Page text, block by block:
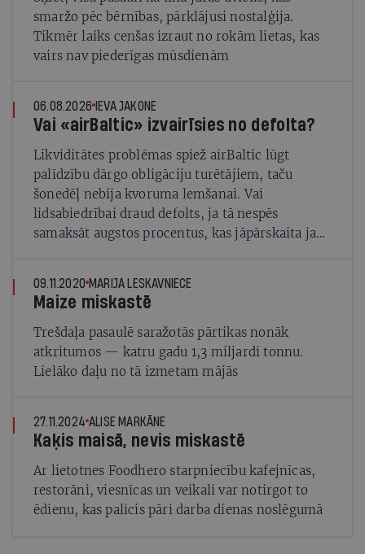
smaržo pēc bērnības, pārklājusi nostalģija.
Tikmēr laiks cenšas izraut no rokām lietas, kas
vairs nav piederīgas mūsdienām
06.08.2026 IEVA JAKONE
Vai «airBaltic» izvairīsies no defolta?
Likviditātes problēmas spiež airBaltic lūgt
palīdzību dārgo obligāciju turētājiem, taču
šonedēļ nebija kvoruma lemšanai. Vai
lidsabiedrībai draud defolts, ja tā nespēs
samaksāt augstos procentus, kas jāpārskaita jau
09.11.2020 MARIJA LESKAVNIECE
Maize miskastē
Trešdaļa pasaulē saražotās pārtikas nonāk
atkritumos — katru gadu 1,3 miljardi tonnu.
Lielāko daļu no tā izmetam mājās
27.11.2024 ALISE MARKĀNE
Kaķis maisā, nevis miskastē
Ar lietotnes Foodhero starpniecību kafejnīcas,
restorāni, viesnīcas un veikali var notirgot to
ēdienu, kas palicis pāri darba dienas noslēgumā